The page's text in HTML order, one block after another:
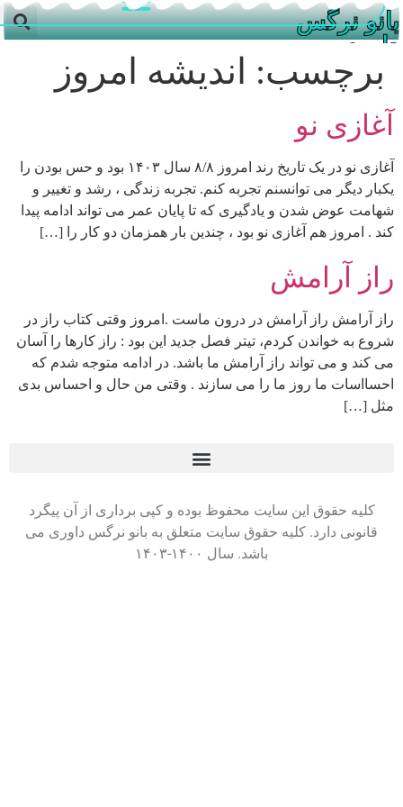
بانو نرگس
داوری
برچسب: اندیشه امروز
آغازی نو
آغازی نو در یک تاریخ رند امروز ۸/۸ سال ۱۴۰۳ بود و حس بودن را
یکبار دیگر می توانسنم تجربه کنم. تجربه زندگی ، رشد و تغییر و
شهامت عوض شدن و یادگیری که تا پایان عمر می تواند ادامه پیدا
کند . امروز هم آغازی نو بود ، چندین بار همزمان دو کار را […]
راز آرامش
راز آرامش راز آرامش در درون ماست .امروز وقتی کتاب راز در
شروع به خواندن کردم، تیتر فصل جدید این بود : راز کارها را آسان
می کند و می تواند راز آرامش ما باشد. در ادامه متوجه شدم که
احسااسات ما روز ما را می سازند . وقتی من حال و احساس بدی
مثل […]
کلیه حقوق این سایت محفوظ بوده و کپی برداری از آن پیگرد
قانونی دارد. کلیه حقوق سایت متعلق به بانو نرگس داوری می
باشد. سال ۱۴۰۰-۱۴۰۳